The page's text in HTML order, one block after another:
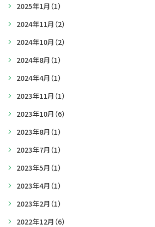
2025年1月 （1）
2024年11月 （2）
2024年10月 （2）
2024年8月 （1）
2024年4月 （1）
2023年11月 （1）
2023年10月 （6）
2023年8月 （1）
2023年7月 （1）
2023年5月 （1）
2023年4月 （1）
2023年2月 （1）
2022年12月 （6）